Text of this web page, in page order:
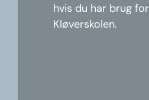
hvis du har brug
Kløverskolen.